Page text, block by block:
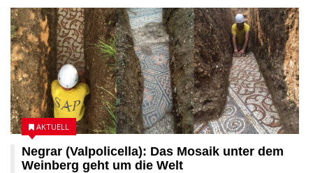
Negrar (Valpolicella): Das Mosaik unter dem
Weinberg geht um die Welt
AKTUELL